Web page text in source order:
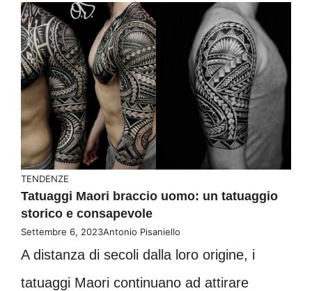
TENDENZE
Tatuaggi Maori braccio uomo: un tatuaggio
storico e consapevole
Settembre 6, 2023Antonio Pisaniello
A distanza di secoli dalla loro origine, i
tatuaggi Maori continuano ad attirare